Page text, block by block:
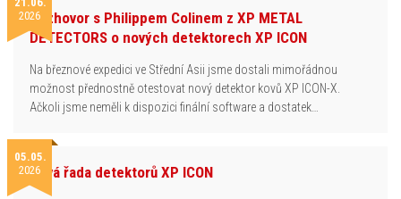
2026Rozhovor s Philippem Colinem z XP METAL
DETECTORS o nových detektorech XP ICON
Na březnové expedici ve Střední Asii jsme dostali mimořádnou
možnost přednostně otestovat nový detektor kovů XP ICON-X.
Ačkoli jsme neměli k dispozici finální software a dostatek…
05.05.
2026Nová řada detektorů XP ICON